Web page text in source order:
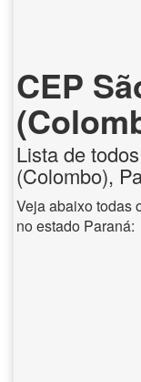
CEP
Lista de
(Colombo),
Veja abaixo todas
no estado Paraná: